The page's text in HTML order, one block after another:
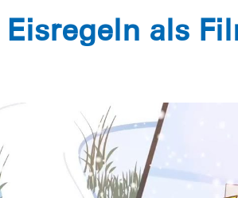
Eisregeln als